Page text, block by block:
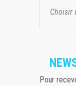
Choisir
Pour